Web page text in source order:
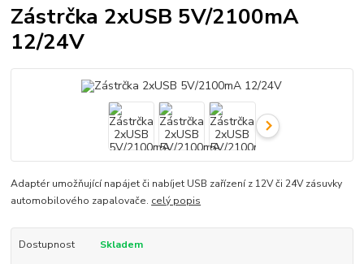
Zástrčka 2xUSB 5V/2100mA
12/24V
Adaptér umožňující napájet či nabíjet USB zařízení z 12V či 24V zásuvky
automobilového zapalovače. celý popis
Dostupnost Skladem